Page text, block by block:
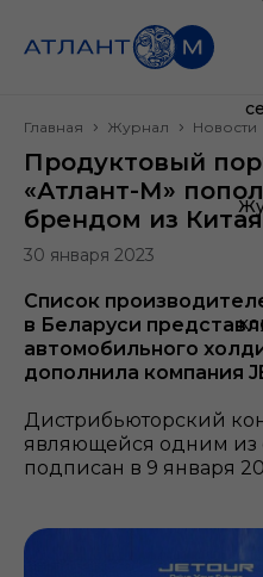
Главная Журнал Новости
Продуктовый
«Атлант-М»
брендом из Китая
30 января 2023
Список
в Беларуси
автомобильного
дополнила компания
Дистрибьюторский
являющейся одним из
подписан в 9 января